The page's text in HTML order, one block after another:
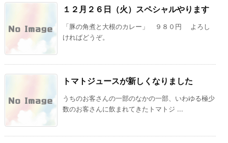
１２月２６日（火）スペシャルやります
「豚の角煮と大根のカレー」 ９８０円 よろし
ければどうぞ。
トマトジュースが新しくなりました
うちのお客さんの一部のなかの一部、いわゆる極少
数のお客さんに飲まれてきたトマトジ ...